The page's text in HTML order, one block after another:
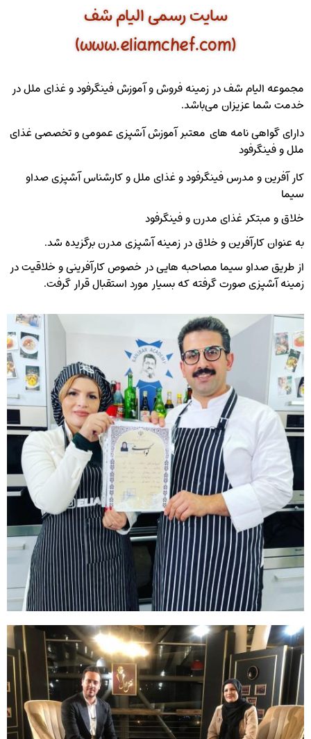
سایت رسمی الیام شف
(www.eliamchef.com)
مجموعه الیام شف در زمینه فروش و آموزش فینگرفود و غذای ملل در
خدمت شما عزیزان می‌باشد.
دارای گواهی نامه های معتبر آموزش آشپزی عمومی و تخصصی غذای
ملل و فینگرفود
کار آفرین و مدرس فینگرفود و غذای ملل و کارشناس آشپزی صداو
سیما
خلاق و مبتکر غذای مدرن و فینگرفود
به عنوان کارآفرین و خلاق در زمینه آشپزی مدرن برگزیده شد.
از طریق صداو سیما مصاحبه هایی در خصوص کارآفرینی و خلاقیت در
زمینه آشپزی صورت گرفته که بسیار مورد استقبال قرار گرفت.